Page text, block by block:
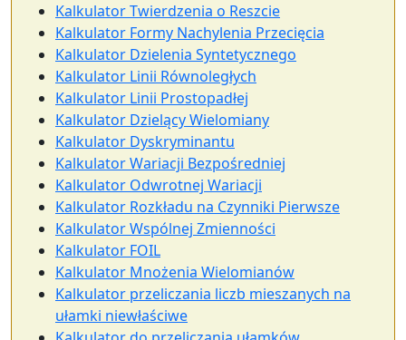
Kalkulator Twierdzenia o Reszcie
Kalkulator Formy Nachylenia Przecięcia
Kalkulator Dzielenia Syntetycznego
Kalkulator Linii Równoległych
Kalkulator Linii Prostopadłej
Kalkulator Dzielący Wielomiany
Kalkulator Dyskryminantu
Kalkulator Wariacji Bezpośredniej
Kalkulator Odwrotnej Wariacji
Kalkulator Rozkładu na Czynniki Pierwsze
Kalkulator Wspólnej Zmienności
Kalkulator FOIL
Kalkulator Mnożenia Wielomianów
Kalkulator przeliczania liczb mieszanych na
ułamki niewłaściwe